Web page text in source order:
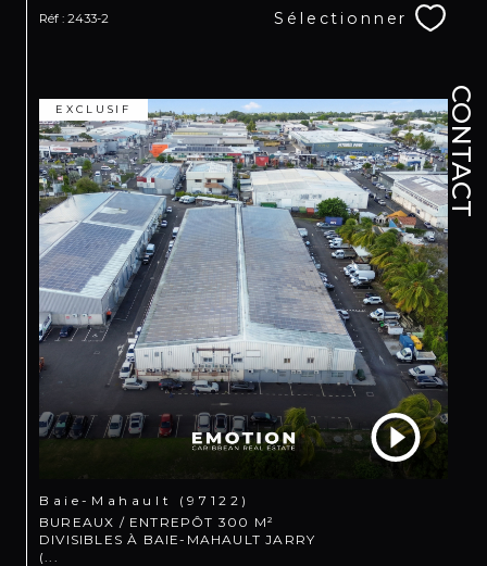
CONTACT
Réf : 2433-2 Sélectionner
EXCLUSIF
Baie-Mahault (97122)
BUREAUX / ENTREPÔT 300 M²
DIVISIBLES À BAIE-MAHAULT JARRY
(...